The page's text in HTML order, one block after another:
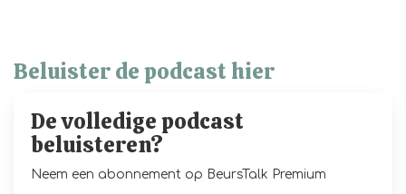
Beluister de podcast hier
De volledige podcast
beluisteren?
Neem een abonnement op BeursTalk Premium